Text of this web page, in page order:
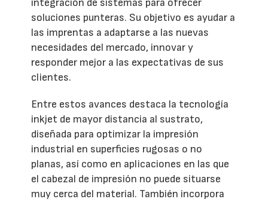
integración de sistemas para ofrecer
soluciones punteras. Su objetivo es ayudar a
las imprentas a adaptarse a las nuevas
necesidades del mercado, innovar y
responder mejor a las expectativas de sus
clientes.
Entre estos avances destaca la tecnología
inkjet de mayor distancia al sustrato,
diseñada para optimizar la impresión
industrial en superficies rugosas o no
planas, así como en aplicaciones en las que
el cabezal de impresión no puede situarse
muy cerca del material. También incorpora